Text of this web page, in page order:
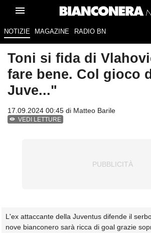
NOTIZIE MAGAZINE RADIO BN
Toni si fida di
fare bene. Col gioco
Juve..."
17.09.2024 00:45 di Matteo Barile
VEDI LETTURE
L'ex attaccante della Juventus difende il
nove bianconero sarà ricca di goal grazie